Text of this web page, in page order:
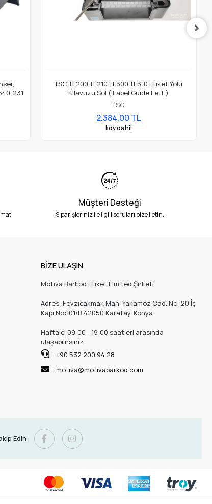
231
TSC TE200 TE210 TE300 TE310 Etiket Yolu
Kılavuzu Sol ( Label Guide Left )
TSC
2.384,00 TL
kdv dahil
Müşteri Desteği
Siparişleriniz ile ilgili soruları bize iletin.
BİZE ULAŞIN
Motiva Barkod Etiket Limited Şirketi
Adres: Fevziçakmak Mah. Yakamoz Cad. No: 20 İç
Kapı No:101/B 42050 Karatay, Konya
Haftaiçi 09:00 - 19:00 saatleri arasında
ulaşabilirsiniz.
+90 532 200 94 28
motiva@motivabarkod.com
Edin